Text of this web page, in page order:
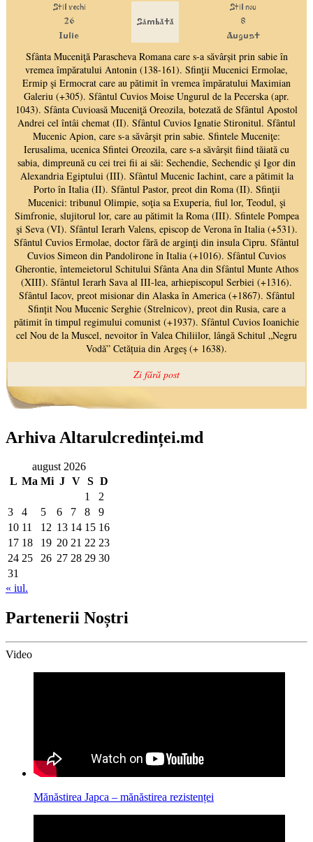
Arhiva Altarulcredinței.md
august 2026
L Ma Mi J V S D
1
2
3
4 5 6 7 8
9
10 11 12 13 14 15 16
17 18 19 20 21 22 23
24 25 26 27 28 29 30
31
« iul.
Partenerii Noștri
Video
Mănăstirea Japca – mănăstirea rezistenței